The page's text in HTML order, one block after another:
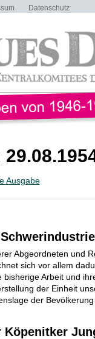
Datenschutz
Ausgabe
Abgeordneten und
sich vor allem
Arbeit und
der Einheit
der